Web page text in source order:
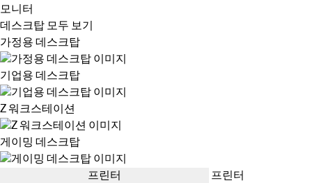
모니터
데스크탑 모두 보기
가정용 데스크탑
기업용 데스크탑
Z 워크스테이션
게이밍 데스크탑
프린터 프린터